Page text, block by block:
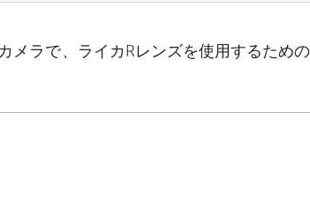
ラで、ライカRレンズを使用するための